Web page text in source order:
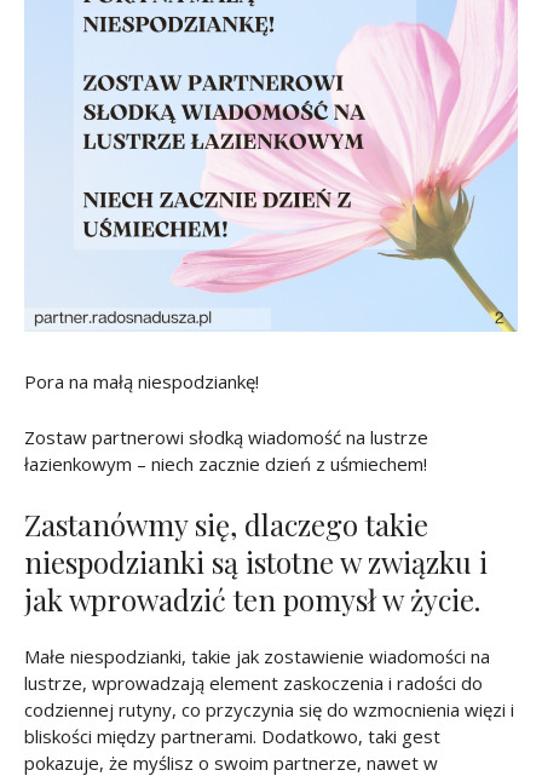
Pora na małą niespodziankę!
Zostaw partnerowi słodką wiadomość na lustrze
łazienkowym – niech zacznie dzień z uśmiechem!
Zastanówmy się, dlaczego takie
niespodzianki są istotne w związku i
jak wprowadzić ten pomysł w życie.
Małe niespodzianki, takie jak zostawienie wiadomości na
lustrze, wprowadzają element zaskoczenia i radości do
codziennej rutyny, co przyczynia się do wzmocnienia więzi i
bliskości między partnerami. Dodatkowo, taki gest
pokazuje, że myślisz o swoim partnerze, nawet w